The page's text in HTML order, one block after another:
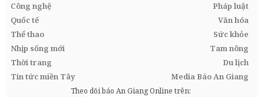
Công nghệ
Pháp luật
Quốc tế
Văn hóa
Thể thao
Sức khỏe
Nhịp sống mới
Tam nông
Thời trang
Du lịch
Tin tức miền Tây
Media Báo An Giang
Theo dõi báo An Giang Online trên: